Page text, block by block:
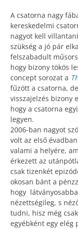
A csatorna nagy
kereskedelmi
nagyot kell
szükség a jó pár
felszabadult
hogy bizony tökös
concept sorozat a
fűzött a csatorna,
visszajelzés bizony
hogy a csatorna
legyen.
2006-ban nagyot
volt az első
valami a helyére,
érkezett az
csak tizenkét
okosan bánt a
hogy
nézettségileg, s
tudni, hisz még
egyébként egy elég